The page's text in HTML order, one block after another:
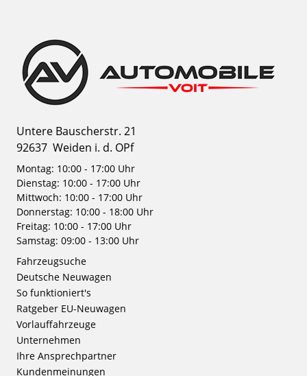
Untere Bauscherstr. 21
92637 Weiden i. d. OPf
Montag: 10:00 - 17:00 Uhr
Dienstag: 10:00 - 17:00 Uhr
Mittwoch: 10:00 - 17:00 Uhr
Donnerstag: 10:00 - 18:00 Uhr
Freitag: 10:00 - 17:00 Uhr
Samstag: 09:00 - 13:00 Uhr
Fahrzeugsuche
Deutsche Neuwagen
So funktioniert's
Ratgeber EU-Neuwagen
Vorlauffahrzeuge
Unternehmen
Ihre Ansprechpartner
Kundenmeinungen